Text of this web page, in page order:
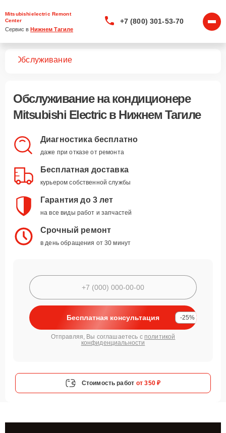
Mitsubishielectric Remont
Center
Сервис в Нижнем Тагиле
+7 (800) 301-53-70
Обслуживание
Обслуживаниена кондиционере
Mitsubishi Electric в Нижнем Тагиле
Диагностика бесплатно
даже при отказе от ремонта
Бесплатная доставка
курьером собственной службы
Гарантия до 3 лет
на все виды работ и запчастей
Срочный ремонт
в день обращения от 30 минут
Бесплатная консультация -25%
Отправляя, Вы соглашаетесь с политикой
конфиденциальности
Стоимость работ от 350 ₽